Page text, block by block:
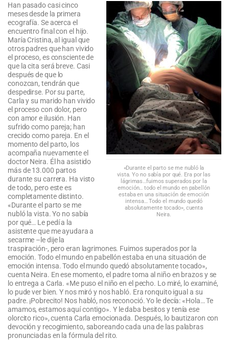
«Durante el parto se me nubló la
vista. Yo no sabía por qué. Era por las
lágrimas…fuimos superados por la
emoción… todo el mundo en pabellón
estaba en una situación de emoción
intensa… Todo el mundo quedó
absolutamente tocado», cuenta
Neira.
Han pasado casi cinco
meses desde la primera
ecografía. Se acerca el
encuentro final con el hijo.
María Cristina, al igual que
otros padres que han vivido
el proceso, es consciente de
que la cita será breve. Casi
después de que lo
conozcan, tendrán que
despedirse. Por su parte,
Carla y su marido han vivido
el proceso con dolor, pero
con amor e ilusión. Han
sufrido como pareja; han
crecido como pareja. En el
momento del parto, los
acompaña nuevamente el
doctor Neira. Él ha asistido
más de 13.000 partos
durante su carrera. Ha visto
de todo, pero este es
completamente distinto.
«Durante el parto se me
nubló la vista. Yo no sabía
por qué… Le pedí a la
asistente que me ayudara a
secarme –le dije la
traspiración-, pero eran lagrimones. Fuimos superados por la
emoción. Todo el mundo en pabellón estaba en una situación de
emoción intensa. Todo el mundo quedó absolutamente tocado»,
cuenta Neira. En ese momento, el padre toma al niño en brazos y se
lo entrega a Carla. «Me puso el niño en el pecho. Lo miré, lo examiné,
lo pude ver bien. Y nos miró y nos habló. Era ronquito igual a su
padre. ¡Pobrecito! Nos habló, nos reconoció. Yo le decía: «Hola… Te
amamos, estamos aquí contigo». Y le daba besitos y tenía ese
olorcito rico», cuenta Carla emocionada. Después, lo bautizaron con
devoción y recogimiento, saboreando cada una de las palabras
pronunciadas en la fórmula del rito.